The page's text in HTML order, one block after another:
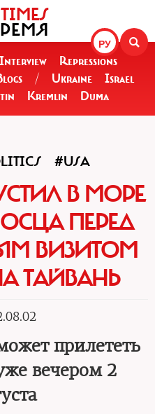
РУ
Interview
Repressions
/ Ukraine
Israel
Kremlin Duma
#USA
В МОРЕ
ПЕРЕД
ВИЗИТОМ
ТАЙВАНЬ
прилететь
вечером 2